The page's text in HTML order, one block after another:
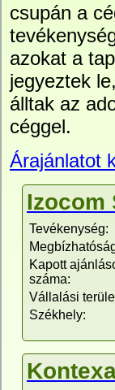
csupán a
azokat a
jegyeztek
álltak az
céggel.
Árajánlatot
Izocom
Tevékenység:
Kapott
száma:
Vállalási
Székhely: